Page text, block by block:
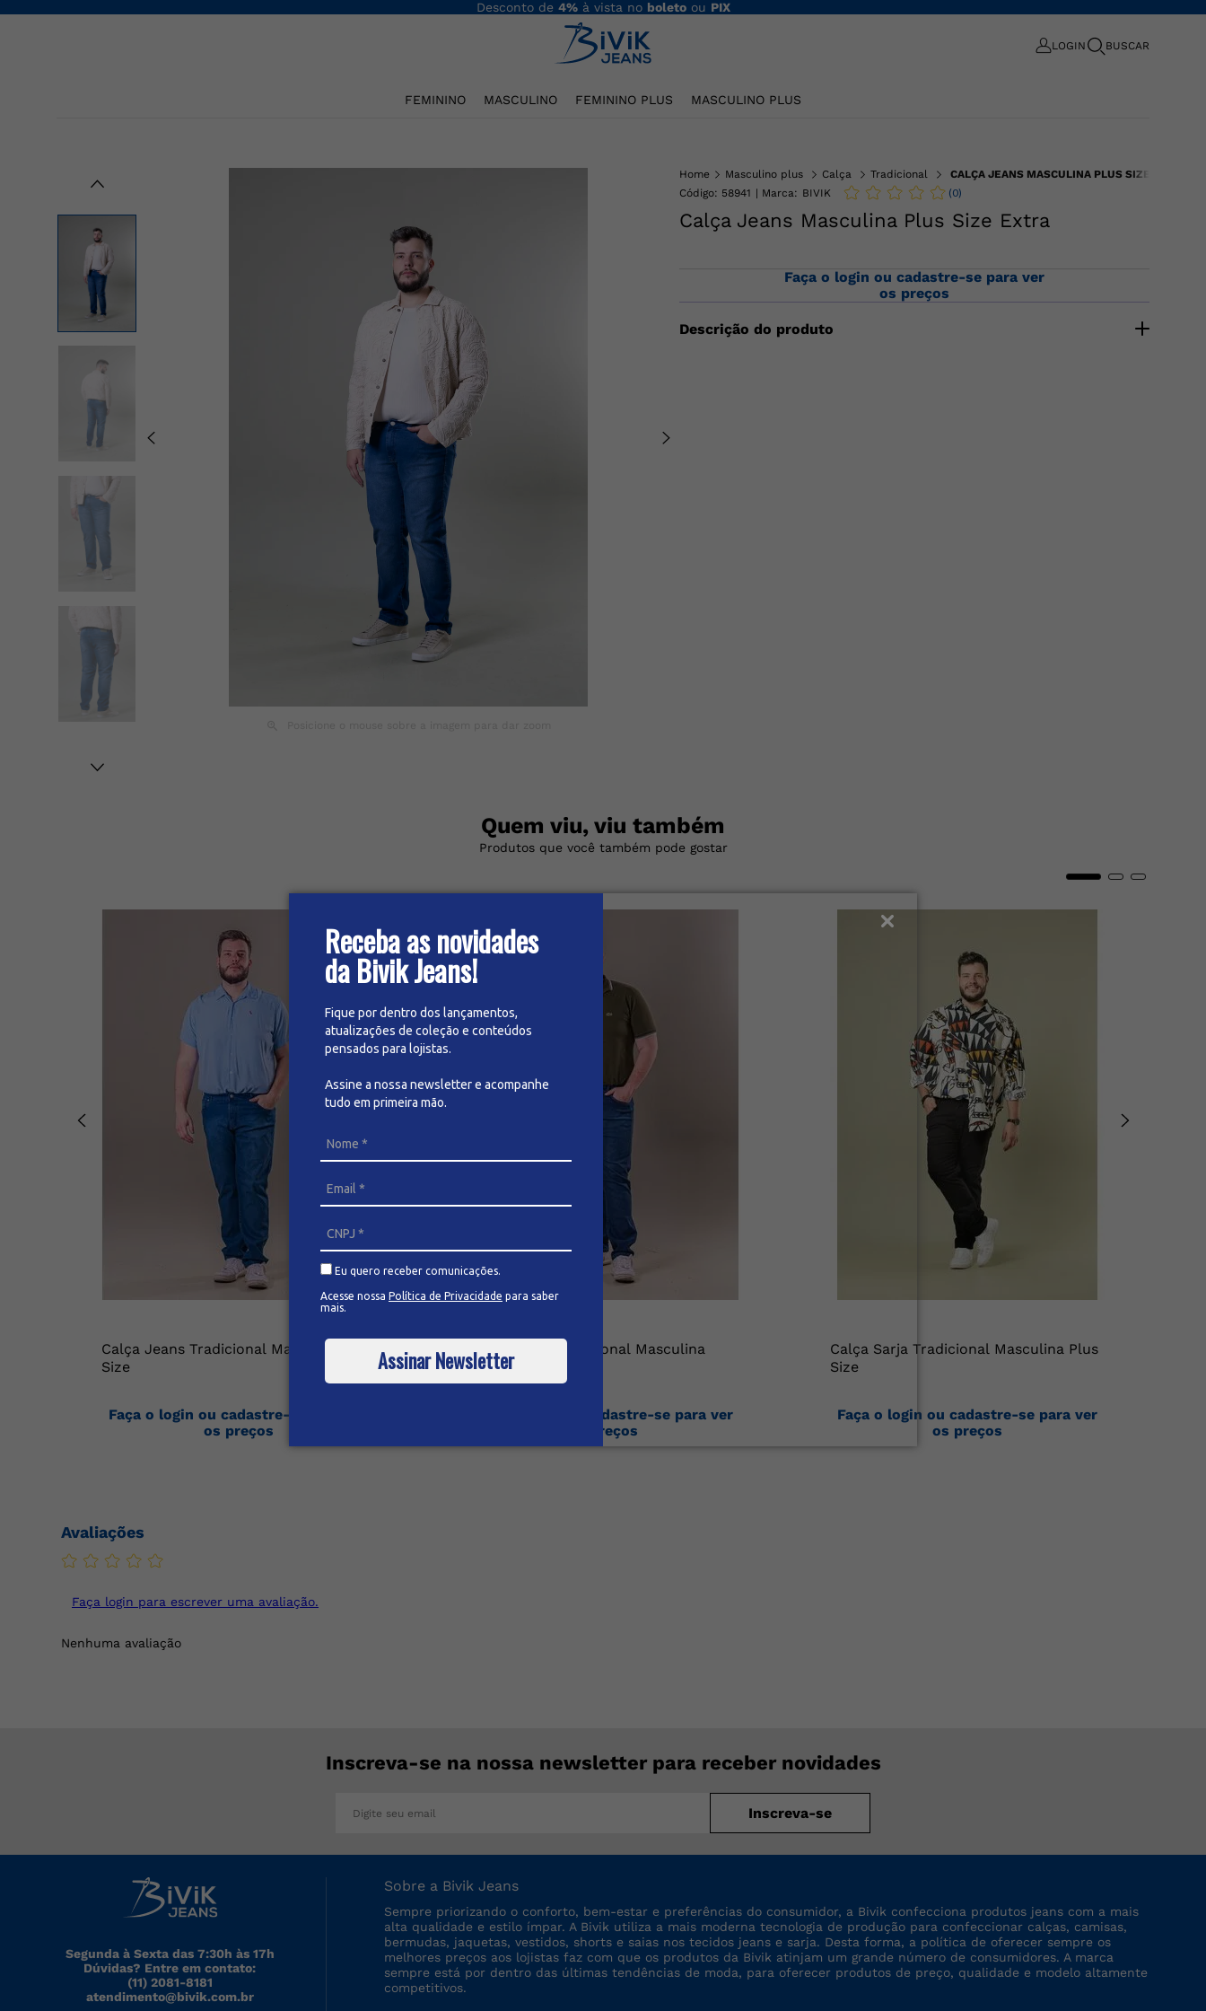
Receba as novidades
da Bivik Jeans!
Fique por dentro dos lançamentos,
atualizações de coleção e conteúdos
pensados para lojistas.
Assine a nossa newsletter e acompanhe
tudo em primeira mão.
Eu quero receber comunicações.
Acesse nossa Política de Privacidade para saber
mais.
Assinar Newsletter
Desconto de 4%à vista no boletoou PIX
LOGIN BUSCAR
FEMININO MASCULINO FEMININO PLUS MASCULINO PLUS
Home Masculino plus Calça Tradicional
CALÇA JEANS MASCULINA PLUS SIZE EXTRA
Código: 58941 BIVIK (0)
Calça Jeans Masculina Plus Size Extra
Faça o login ou cadastre-se para ver
os preços
Descrição do produto
Quem viu, viu também
Produtos que você também pode gostar
Calça Jeans Tradicional Masculina Plus
Size
Faça o login ou cadastre-se para ver
os preços
Calça Jeans Tradicional Masculina
Faça o login ou cadastre-se para ver
os preços
Calça Sarja Tradicional Masculina Plus
Size
Faça o login ou cadastre-se para ver
os preços
Avaliações
Faça login para escrever uma avaliação.
Nenhuma avaliação
Inscreva-se na nossa newsletter para receber novidades
Inscreva-se
Segunda à Sexta das 7:30h às 17h
Dúvidas? Entre em contato:
(11) 2081-8181
atendimento@bivik.com.br
Sobre a Bivik Jeans
Sempre priorizando o conforto, bem-estar e preferências do consumidor, a Bivik confecciona produtos jeans com a mais
alta qualidade e estilo ímpar. A Bivik utiliza a mais moderna tecnologia de produção para confeccionar calças, camisas,
bermudas, jaquetas, vestidos, shorts e saias nos tecidos jeans e sarja. Desta forma, a política de oferecer sempre os
melhores preços aos lojistas faz com que os produtos da Bivik atinjam um grande número de consumidores. A marca
sempre está por dentro das últimas tendências de moda, para oferecer produtos de preço, qualidade e modelo altamente
competitivos.